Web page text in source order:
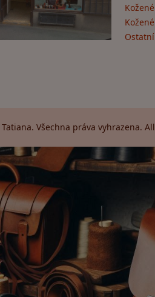
Ostatní
Všechna práva vyhrazena.